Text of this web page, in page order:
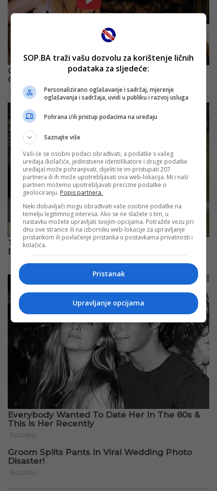
SOP.BA traži vašu dozvolu za korištenje ličnih
podataka za sljedeće:
Personalizirano oglašavanje i sadržaj, mjerenje
oglašavanja i sadržaja, uvidi u publiku i razvoj usluga
Pohrana i/ili pristup podacima na uređaju
Saznajte više
Vaši će se osobni podaci obrađivati, a podatke s vašeg
uređaja (kolačiće, jedinstvene identifikatore i druge podatke
uređaja) može pohranjivati, dijeliti te im pristupati 207
partnera ili ih može upotrebljavati ova web-lokacija. Mi i naši
partneri možemo upotrebljavati precizne podatke o
geolociranju. Popis partnera.
Neki dobavljači mogu obrađivati vaše osobne podatke na
temelju legitimnog interesa. Ako se ne slažete s tim, u
nastavku možete upravljati svojim opcijama. Potražite vezu pri
dnu ove stranice ili na izborniku web-lokacije za upravljanje
pristankom ili povlačenje pristanka u postavkama privatnosti i
kolačića.
Pristanak
Upravljanje opcijama